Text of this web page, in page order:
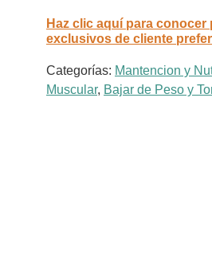
Haz clic aquí para
exclusivos de cliente
Categorías: Mantencion y
Muscular, Bajar de Peso y